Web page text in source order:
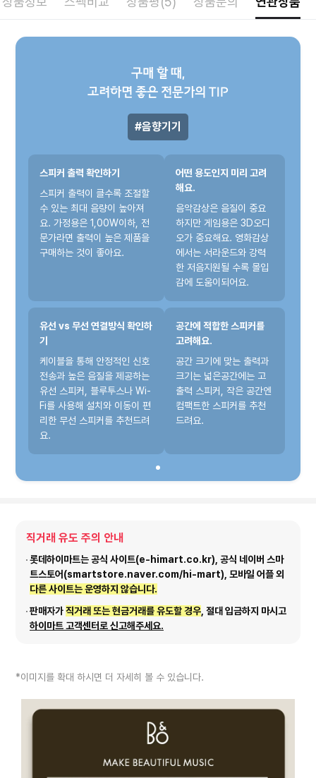
구매 할 때,
고려하면 좋은 전문가의 TIP
음향기기
스피커 출력 확인하기
스피커 출력이 클수록 조절할
수 있는 최대 음량이 높아져
요. 가정용은 1,00W이하, 전
문가라면 출력이 높은 제품을
구매하는 것이 좋아요.
유선 vs 무선 연결방식 확인하
기
케이블을 통해 안정적인 신호
전송과 높은 음질을 제공하는
유선 스피커, 블루투스나 Wi-
Fi를 사용해 설치와 이동이 편
리한 무선 스피커를 추천드려
요.
어떤 용도인지 미리 고려
해요.
음악감상은 음질이 중요
하지만 게임용은 3D오디
오가 중요해요. 영화감상
에서는 서라운드와 강력
한 저음지원될 수록 몰입
감에 도움이되어요.
공간에 적합한 스피커를
고려해요.
공간 크기에 맞는 출력과
크기는 넓은공간에는 고
출력 스피커, 작은 공간엔
컴팩트한 스피커를 추천
드려요.
직거래 유도 주의 안내
롯데하이마트는 공식 사이트(e-himart.co.kr), 공식 네이버 스마
트스토어(smartstore.naver.com/hi-mart), 모바일 어플 외
다른 사이트는 운영하지 않습니다.
판매자가직거래 또는 현금거래를 유도할 경우 , 절대 입금하지 마시고
하이마트 고객센터로 신고해주세요.
*이미지를 확대 하시면 더 자세히 볼 수 있습니다.